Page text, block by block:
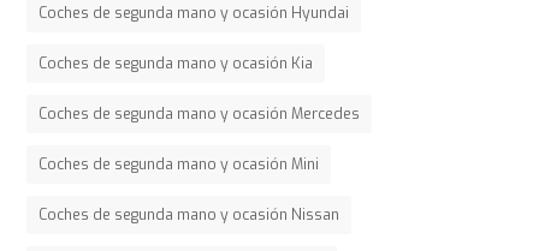
Coches de segunda mano y ocasión Hyundai
Coches de segunda mano y ocasión Kia
Coches de segunda mano y ocasión Mercedes
Coches de segunda mano y ocasión Mini
Coches de segunda mano y ocasión Nissan